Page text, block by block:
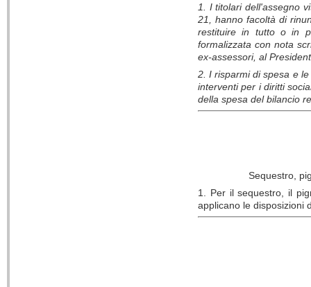
1. I titolari dell'assegno
21, hanno facoltà di
restituire in tutto o in
formalizzata con nota
ex-assessori, al
2. I risparmi di spesa e
interventi per i diritti
della spesa del bilancio
Sequestro,
1. Per il sequestro, il
applicano le disposizioni